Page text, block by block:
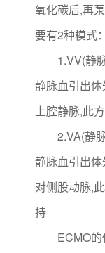
氧化碳后,再
要有2种模式
1.VV(静脉
静脉血引出
上腔静脉,此
2.VA(静脉
静脉血引出
对侧股动脉,
持
ECMO的